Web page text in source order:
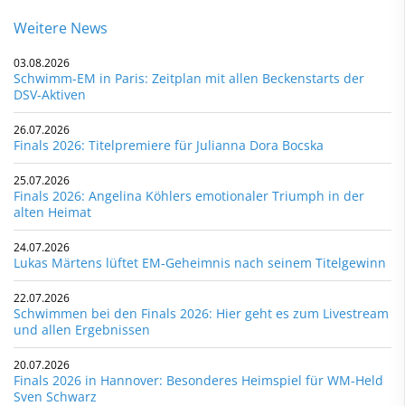
Weitere News
03.08.2026
Schwimm-EM in Paris: Zeitplan mit allen Beckenstarts der
DSV-Aktiven
26.07.2026
Finals 2026: Titelpremiere für Julianna Dora Bocska
25.07.2026
Finals 2026: Angelina Köhlers emotionaler Triumph in der
alten Heimat
24.07.2026
Lukas Märtens lüftet EM-Geheimnis nach seinem Titelgewinn
22.07.2026
Schwimmen bei den Finals 2026: Hier geht es zum Livestream
und allen Ergebnissen
20.07.2026
Finals 2026 in Hannover: Besonderes Heimspiel für WM-Held
Sven Schwarz